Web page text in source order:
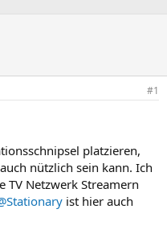
#1
platzieren,
nützlich sein kann. Ich
Netzwerk Streamern
ist hier auch